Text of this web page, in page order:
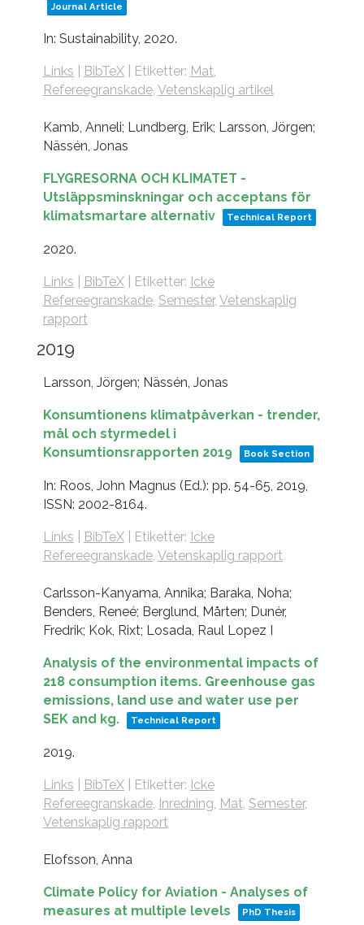
Journal Article
In: Sustainability, 2020.
Links BibTeX| Etiketter: Mat,
Refereegranskade, Vetenskaplig artikel
Kamb, Anneli; Lundberg, Erik; Larsson, Jörgen;
Nässén, Jonas
FLYGRESORNA OCH KLIMATET -
Utsläppsminskningar och acceptans för
klimatsmartare alternativ
Technical Report
2020.
Links BibTeX| Etiketter: Icke
Refereegranskade, Semester, Vetenskaplig
rapport
2019
Larsson, Jörgen; Nässén, Jonas
Konsumtionens klimatpåverkan - trender,
mål och styrmedel i
Konsumtionsrapporten 2019
Book Section
In: Roos, John Magnus (Ed.): pp. 54-65, 2019,
ISSN: 2002-8164.
Links BibTeX| Etiketter: Icke
Refereegranskade, Vetenskaplig rapport
Carlsson-Kanyama, Annika; Baraka, Noha;
Benders, Reneé; Berglund, Mårten; Dunér,
Fredrik; Kok, Rixt; Losada, Raul Lopez I
Analysis of the environmental impacts of
218 consumption items. Greenhouse gas
emissions, land use and water use per
SEK and kg.
Technical Report
2019.
Links BibTeX| Etiketter: Icke
Refereegranskade, Inredning, Mat, Semester,
Vetenskaplig rapport
Elofsson, Anna
Climate Policy for Aviation - Analyses of
measures at multiple levels
PhD Thesis